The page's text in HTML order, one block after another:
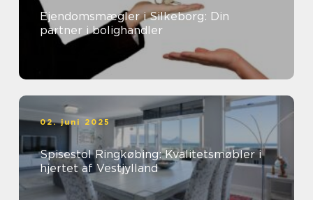
Ejendomsmægler i Silkeborg: Din
partner i bolighandler
02. juni 2025
Spisestol Ringkøbing: Kvalitetsmøbler i
hjertet af Vestjylland